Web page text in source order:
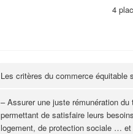
4
Les critères du commerce équitable
– Assurer une juste rémunération
permettant de satisfaire leurs
logement, de protection sociale …